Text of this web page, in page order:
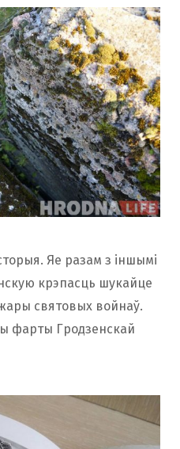
Яе разам з іншымі
крэпасць шукайце
святовых войнаў.
фарты Гродзенскай